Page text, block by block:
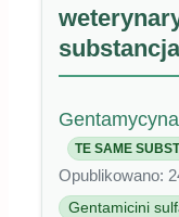
TE SAME
Opublikowano:
Gentamicini